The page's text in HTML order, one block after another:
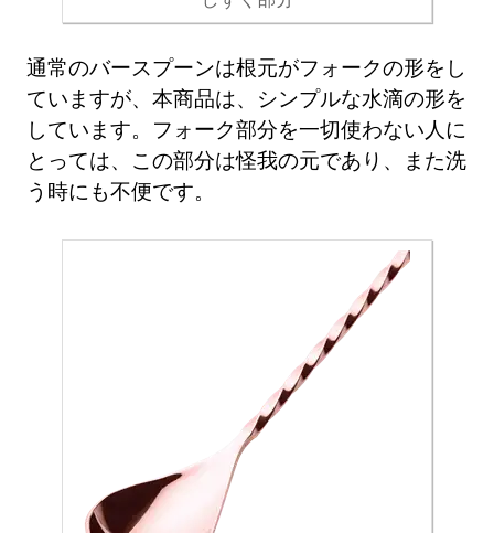
通常のバースプーンは根元がフォークの形をし
ていますが、本商品は、シンプルな水滴の形を
しています。フォーク部分を一切使わない人に
とっては、この部分は怪我の元であり、また洗
う時にも不便です。